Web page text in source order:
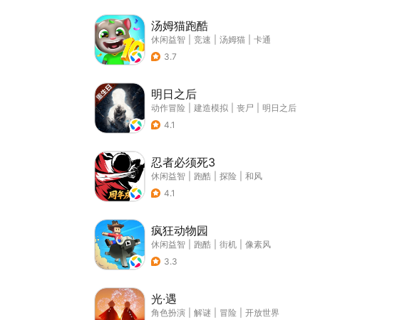
汤姆猫跑酷
休闲益智 竞速 汤姆猫
卡通
3.7
明日之后
动作冒险 建造模拟 丧尸
明日之后
4.1
忍者必须死3
休闲益智 跑酷 探险
和风
4.1
疯狂动物园
休闲益智 跑酷 街机
像素风
3.3
光·遇
角色扮演 解谜 冒险
开放世界